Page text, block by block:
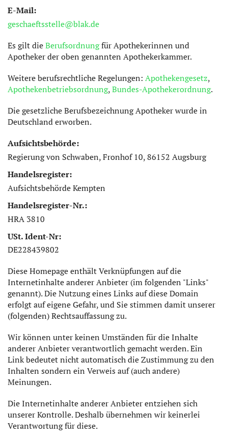
E-Mail:
geschaeftsstelle@blak.de
Es gilt dieBerufsordnungfür Apothekerinnen und
Apotheker der oben genannten Apothekerkammer.
Weitere berufsrechtliche Regelungen: Apothekengesetz,
Apothekenbetriebsordnung,Bundes-Apothekerordnung.
Die gesetzliche Berufsbezeichnung Apotheker wurde in
Deutschland erworben.
Aufsichtsbehörde:
Regierung von Schwaben, Fronhof 10, 86152 Augsburg
Handelsregister:
Aufsichtsbehörde Kempten
Handelsregister-Nr.:
HRA 3810
USt. Ident-Nr:
DE228439802
Diese Homepage enthält Verknüpfungen auf die
Internetinhalte anderer Anbieter (im folgenden "Links"
genannt). Die Nutzung eines Links auf diese Domain
erfolgt auf eigene Gefahr, und Sie stimmen damit unserer
(folgenden) Rechtsauffassung zu.
Wir können unter keinen Umständen für die Inhalte
anderer Anbieter verantwortlich gemacht werden. Ein
Link bedeutet nicht automatisch die Zustimmung zu den
Inhalten sondern ein Verweis auf (auch andere)
Meinungen.
Die Internetinhalte anderer Anbieter entziehen sich
unserer Kontrolle. Deshalb übernehmen wir keinerlei
Verantwortung für diese.